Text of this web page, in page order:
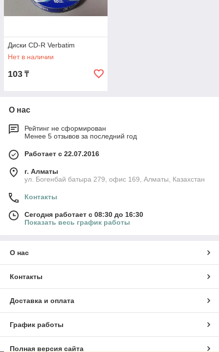
Диски CD-R Verbatim
Нет в наличии
103 ₸
О нас
Рейтинг не сформирован
Менее 5 отзывов за последний год
Работает с 22.07.2016
г. Алматы
ул. Богенбай батыра 279, офис 169, Алматы, Казахстан
Контакты
Сегодня работает с 08:30 до 16:30
Показать весь график работы
О нас
Контакты
Доставка и оплата
График работы
Полная версия сайта